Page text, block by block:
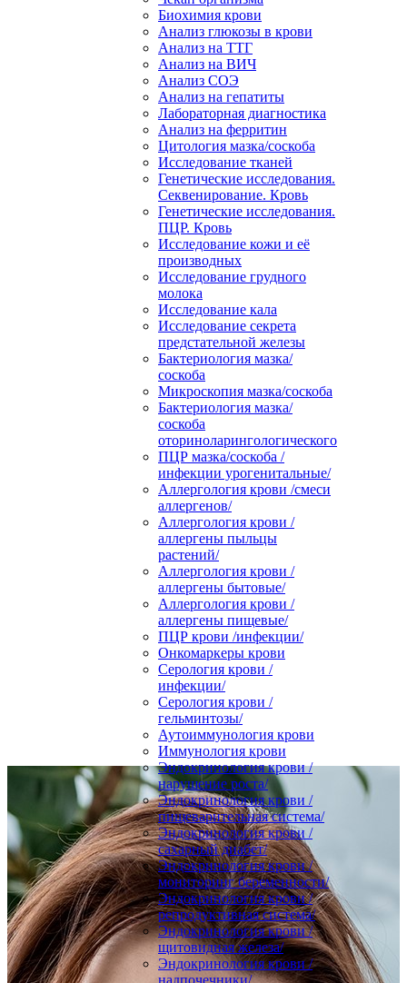
Биохимия крови
Анализ глюкозы в крови
Анализ на ТТГ
Анализ на ВИЧ
Анализ СОЭ
Анализ на гепатиты
Лабораторная диагностика
Анализ на ферритин
Цитология мазка/соскоба
Исследование тканей
Генетические исследования.
Секвенирование. Кровь
Генетические исследования.
ПЦР. Кровь
Исследование кожи и её
производных
Исследование грудного
молока
Исследование кала
Исследование секрета
предстательной железы
Бактериология мазка/
соскоба
Микроскопия мазка/соскоба
Бактериология мазка/
соскоба
оториноларингологического
ПЦР мазка/соскоба /
инфекции урогенитальные/
Аллергология крови /смеси
аллергенов/
Аллергология крови /
аллергены пыльцы
растений/
Аллергология крови /
аллергены бытовые/
Аллергология крови /
аллергены пищевые/
ПЦР крови /инфекции/
Онкомаркеры крови
Серология крови /
инфекции/
Серология крови /
гельминтозы/
Аутоиммунология крови
Иммунология крови
Эндокринология крови /
нарушение роста/
Эндокринология крови /
пищеварительная система/
Эндокринология крови /
сахарный диабет/
Эндокринология крови /
мониторинг беременности/
Эндокринология крови /
репродуктивная система/
Эндокринология крови /
щитовидная железа/
Эндокринология крови /
надпочечники/